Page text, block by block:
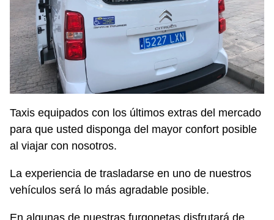
Taxis equipados con los últimos extras del mercado
para que usted disponga del mayor confort posible
al viajar con nosotros.
La experiencia de trasladarse en uno de nuestros
vehículos será lo más agradable posible.
En algunas de nuestras furgonetas disfrutará de